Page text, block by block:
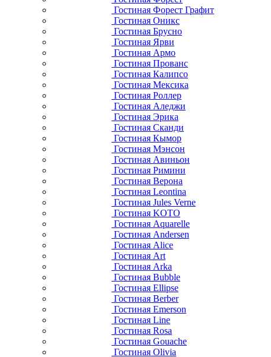
Гостиная Форест Графит
Гостиная Оникс
Гостиная Брусно
Гостиная Ярви
Гостиная Армо
Гостиная Прованс
Гостиная Калипсо
Гостиная Мексика
Гостиная Роллер
Гостиная Аледжи
Гостиная Эрика
Гостиная Сканди
Гостиная Кымор
Гостиная Мэнсон
Гостиная Авиньон
Гостиная Римини
Гостиная Верона
Гостиная Leontina
Гостиная Jules Verne
Гостиная KOTO
Гостиная Aquarelle
Гостиная Andersen
Гостиная Alice
Гостиная Art
Гостиная Arka
Гостиная Bubble
Гостиная Ellipse
Гостиная Berber
Гостиная Emerson
Гостиная Line
Гостиная Rosa
Гостиная Gouache
Гостиная Olivia